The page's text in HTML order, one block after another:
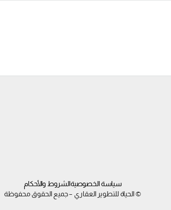
سياسة الخصوصيةالشروط والأحكام
© الحياة للتطوير العقاري – جميع الحقوق محفوظة